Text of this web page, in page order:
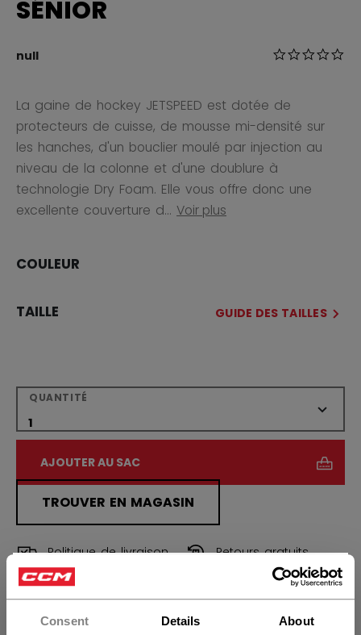
Consent Details About
Vous souhaitez expédier des
produits aux États-Unis ?
SÉNIOR
null 5 sur 5
La gaine de hockey JETSPEED est dotée de
protecteurs de cuisse, de mousse mi-densité sur
les hanches, d'un bouclier moulé par injection au
niveau de la colonne et d'une doublure à
technologie Dry Foam. Elle vous offre donc une
excellente couverture d... Voir plus
COULEUR
TAILLE GUIDE DES TAILLES
QUANTITÉ
AJOUTER AU SAC
TROUVER EN MAGASIN
Politique de livraison Retours gratuits
OUVRIR LES